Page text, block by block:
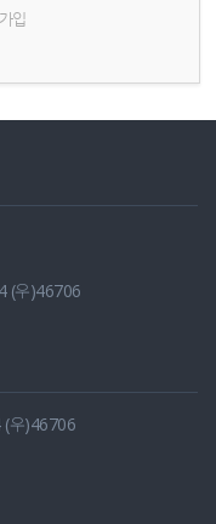
입
(우)46706
(우)46706